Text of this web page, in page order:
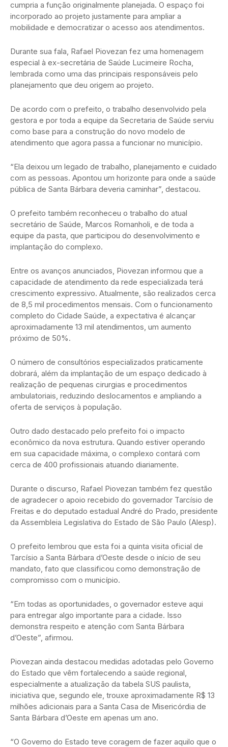
cumpria a função originalmente planejada. O espaço foi
incorporado ao projeto justamente para ampliar a
mobilidade e democratizar o acesso aos atendimentos.
Durante sua fala, Rafael Piovezan fez uma homenagem
especial à ex-secretária de Saúde Lucimeire Rocha,
lembrada como uma das principais responsáveis pelo
planejamento que deu origem ao projeto.
De acordo com o prefeito, o trabalho desenvolvido pela
gestora e por toda a equipe da Secretaria de Saúde serviu
como base para a construção do novo modelo de
atendimento que agora passa a funcionar no município.
“Ela deixou um legado de trabalho, planejamento e cuidado
com as pessoas. Apontou um horizonte para onde a saúde
pública de Santa Bárbara deveria caminhar”, destacou.
O prefeito também reconheceu o trabalho do atual
secretário de Saúde, Marcos Romanholi, e de toda a
equipe da pasta, que participou do desenvolvimento e
implantação do complexo.
Entre os avanços anunciados, Piovezan informou que a
capacidade de atendimento da rede especializada terá
crescimento expressivo. Atualmente, são realizados cerca
de 8,5 mil procedimentos mensais. Com o funcionamento
completo do Cidade Saúde, a expectativa é alcançar
aproximadamente 13 mil atendimentos, um aumento
próximo de 50%.
O número de consultórios especializados praticamente
dobrará, além da implantação de um espaço dedicado à
realização de pequenas cirurgias e procedimentos
ambulatoriais, reduzindo deslocamentos e ampliando a
oferta de serviços à população.
Outro dado destacado pelo prefeito foi o impacto
econômico da nova estrutura. Quando estiver operando
em sua capacidade máxima, o complexo contará com
cerca de 400 profissionais atuando diariamente.
Durante o discurso, Rafael Piovezan também fez questão
de agradecer o apoio recebido do governador Tarcísio de
Freitas e do deputado estadual André do Prado, presidente
da Assembleia Legislativa do Estado de São Paulo (Alesp).
O prefeito lembrou que esta foi a quinta visita oficial de
Tarcísio a Santa Bárbara d’Oeste desde o início de seu
mandato, fato que classificou como demonstração de
compromisso com o município.
“Em todas as oportunidades, o governador esteve aqui
para entregar algo importante para a cidade. Isso
demonstra respeito e atenção com Santa Bárbara
d’Oeste”, afirmou.
Piovezan ainda destacou medidas adotadas pelo Governo
do Estado que vêm fortalecendo a saúde regional,
especialmente a atualização da tabela SUS paulista,
iniciativa que, segundo ele, trouxe aproximadamente R$ 13
milhões adicionais para a Santa Casa de Misericórdia de
Santa Bárbara d’Oeste em apenas um ano.
“O Governo do Estado teve coragem de fazer aquilo que o